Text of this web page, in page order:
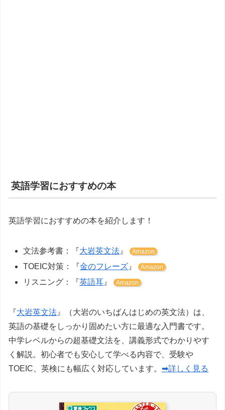
英語学習におすすめの本
英語学習におすすめの本を紹介します！
文法参考書：『大岩英文法 』 Amazon
TOEIC対策：『金のフレーズ 』 Amazon
リスニング：『英語耳』 Amazon
『大岩英文法』（大岩のいちばんはじめの英文法）は、
英語の基礎をしっかり固めたい方に最適な入門書です。
中学レベルからの超基礎文法を、講義形式でわかりやす
く解説。初心者でも安心して学べる内容で、受験や
TOEIC、英検にも幅広く対応しています。 ➡詳しく見る